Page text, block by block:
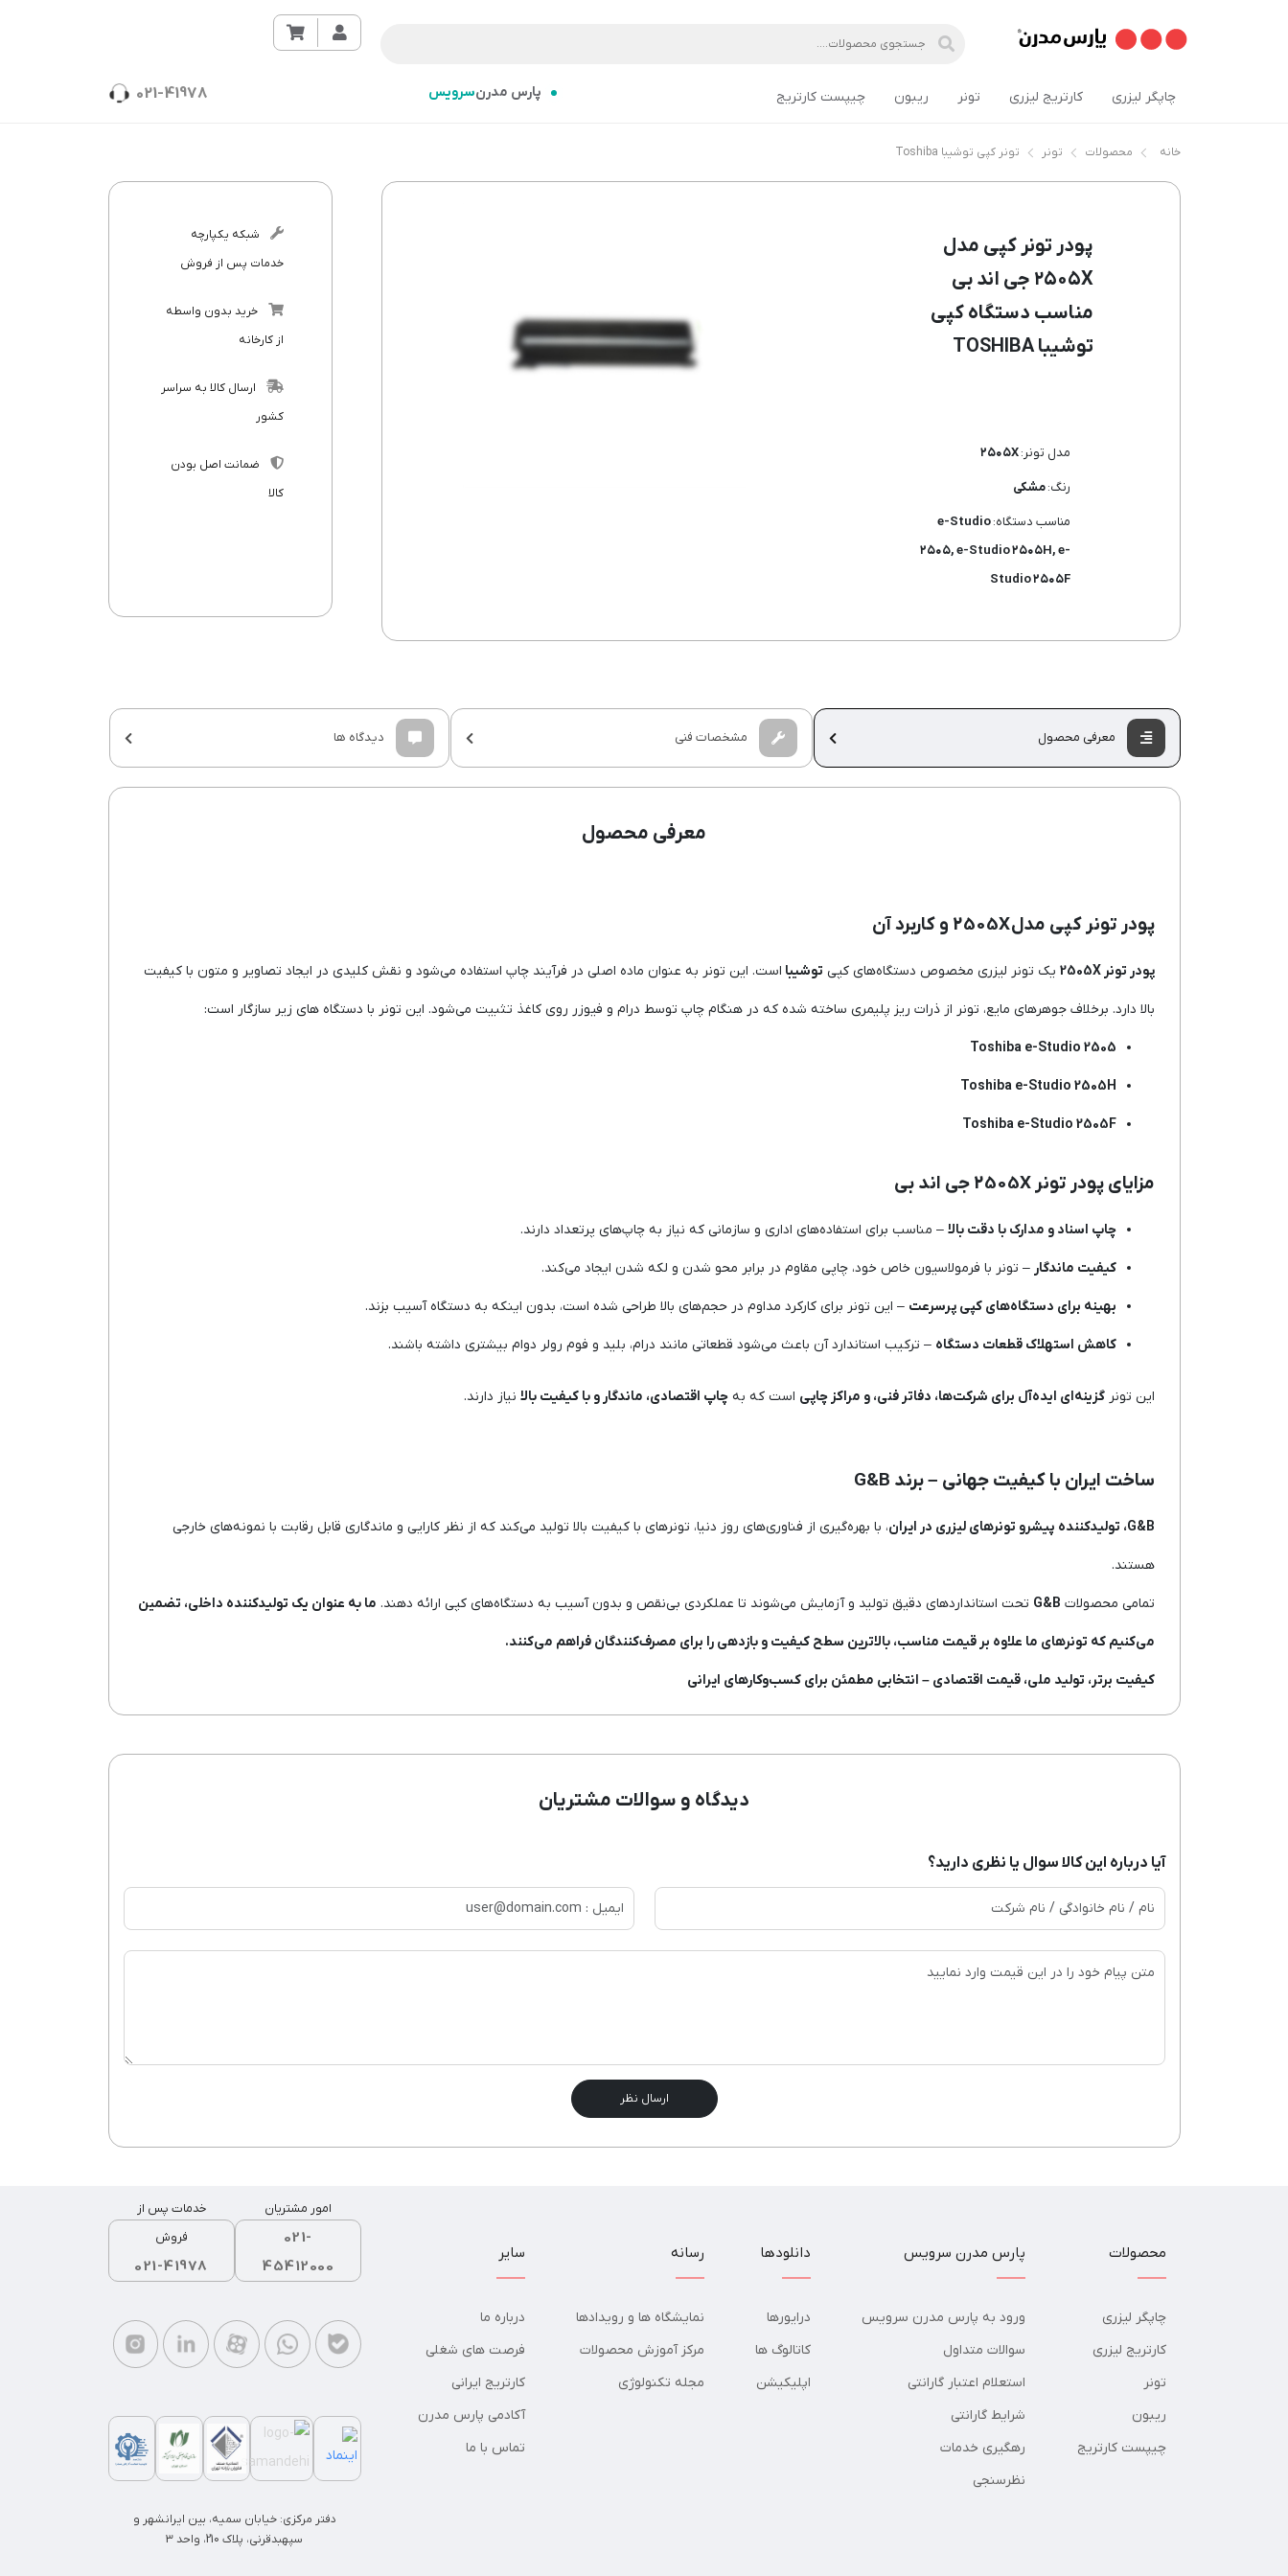
چاپگر لیزری کارتریج لیزری تونر ریبون چیپست کارتریج پارس مدرنسرویس 021-41978
خانه محصولات تونر تونر کپی توشیبا Toshiba
پودر تونر کپی مدل
۲۵۰۵X جی اند بی
مناسب دستگاه کپی
توشیبا TOSHIBA
مدل تونر:۲۵۰۵X
رنگ:مشکی
مناسب دستگاه: e-Studio
۲۵۰۵, e-Studio ۲۵۰۵H, e-
Studio ۲۵۰۵F
شبکه یکپارچه
خدمات پس از فروش
خرید بدون واسطه
از کارخانه
ارسال کالا به سراسر
کشور
ضمانت اصل بودن
کالا
معرفی محصول مشخصات فنی دیدگاه ها
معرفی محصول
پودر تونر کپی مدل 2505X و کاربرد آن
پودر تونر 2505X یک تونر لیزری مخصوص دستگاه‌های کپی توشیبا است. این تونر به عنوان ماده اصلی در فرآیند چاپ استفاده می‌شود و نقش کلیدی در ایجاد تصاویر و متون با کیفیت
بالا دارد. برخلاف جوهرهای مایع، تونر از ذرات ریز پلیمری ساخته شده که در هنگام چاپ توسط درام و فیوزر روی کاغذ تثبیت می‌شود. این تونر با دستگاه های زیر سازگار است:
Toshiba e-Studio 2505
Toshiba e-Studio 2505H
Toshiba e-Studio 2505F
مزایای پودر تونر 2505X جی اند بی
چاپ اسناد و مدارک با دقت بالا – مناسب برای استفاده‌های اداری و سازمانی که نیاز به چاپ‌های پرتعداد دارند.
کیفیت ماندگار – تونر با فرمولاسیون خاص خود، چاپی مقاوم در برابر محو شدن و لکه شدن ایجاد می‌کند.
بهینه برای دستگاه‌های کپی پرسرعت – این تونر برای کارکرد مداوم در حجم‌های بالا طراحی شده است، بدون اینکه به دستگاه آسیب بزند.
کاهش استهلاک قطعات دستگاه – ترکیب استاندارد آن باعث می‌شود قطعاتی مانند درام، بلید و فوم رولر دوام بیشتری داشته باشند.
این تونر گزینه‌ای ایده‌آل برای شرکت‌ها، دفاتر فنی، و مراکز چاپی است که به چاپ اقتصادی، ماندگار و با کیفیت بالا نیاز دارند.
ساخت ایران با کیفیت جهانی – برند G&B
G&B، تولیدکننده پیشرو تونرهای لیزری در ایران ، با بهره‌گیری از فناوری‌های روز دنیا، تونرهای با کیفیت بالا تولید می‌کند که از نظر کارایی و ماندگاری قابل رقابت با نمونه‌های خارجی
هستند.
تمامی محصولات G&B تحت استانداردهای دقیق تولید و آزمایش می‌شوند تا عملکردی بی‌نقص و بدون آسیب به دستگاه‌های کپی ارائه دهند. ما به عنوان یک تولیدکننده داخلی، تضمین
می‌کنیم که تونرهای ما علاوه بر قیمت مناسب، بالاترین سطح کیفیت و بازدهی را برای مصرف‌کنندگان فراهم می‌کنند.
کیفیت برتر، تولید ملی، قیمت اقتصادی – انتخابی مطمئن برای کسب‌وکارهای ایرانی
دیدگاه و سوالات مشتریان
آیا درباره این کالا سوال یا نظری دارید؟
ارسال نظر
محصولات
چاپگر لیزری
کارتریج لیزری
تونر
ریبون
چیپست کارتریج
پارس مدرن سرویس
ورود به پارس مدرن سرویس
سوالات متداول
استعلام اعتبار گارانتی
شرایط گارانتی
رهگیری خدمات
نظرسنجی
دانلودها
درایورها
کاتالوگ ها
اپلیکیشن
رسانه
نمایشگاه ها و رویدادها
مرکز آموزش محصولات
مجله تکنولوژی
سایر
درباره ما
فرصت های شغلی
کارتریج ایرانی
آکادمی پارس مدرن
تماس با ما
021-
45412000
امور مشتریان
021-41978
خدمات پس از
فروش
دفتر مرکزی: خیابان سمیه، بین ایرانشهر و
سپهبدقرنی، پلاک 210، واحد 3